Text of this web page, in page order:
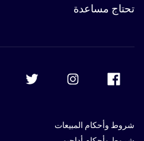
تحتاج مساعدة
شروط وأحكام المبيعات